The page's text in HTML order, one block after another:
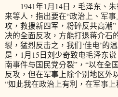
1941年1月14日，毛泽东、朱
来等人，指出要在“政治上、军
攻，救援新四军，粉碎反共高潮
决的全面反攻，方能打退蒋介石
裂，猛烈反击之，我们‘佳电’的
是，1月15日刘少奇致电毛泽东
南事件与国民党分裂”，“以在全
反攻，但在军事上除个别地区外
“如此我在政治上有利，在军事上